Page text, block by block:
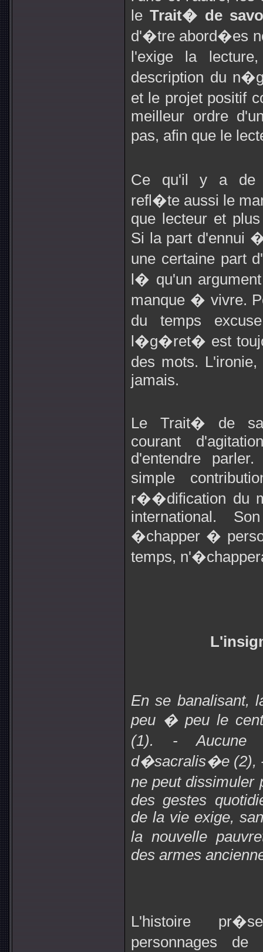
leTrait� de
d'�tre abord�es
l'exige la
description du
et le projet positif
meilleur ordre
pas, afin que le
Ce qu'il y a de
refl�te aussi le
que lecteur et
Si la part d'ennui
une certaine part
l� qu'un
manque � vivre.
du temps
l�g�ret� est
des mots.
jamais.
Le Trait� de
courant
d'entendre
simple
r��dification du
international.
�chapper �
temps,
En se banalisant,
peu � peu le
(1). - Aucune
d�sacralis�e (2),
ne peut dissimuler
des gestes
de la vie exige,
la nouvelle
des armes
L'histoire
personnages